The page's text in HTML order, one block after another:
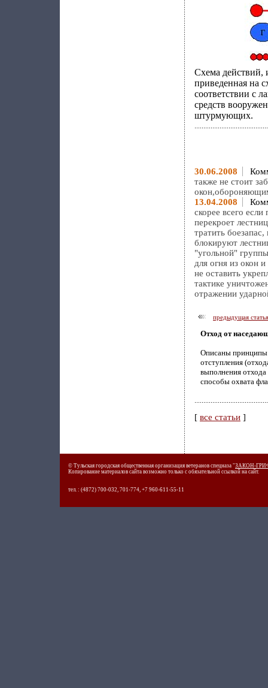
Схема действий,
приведенная на
соответствии с
средств
штурмующих.
30.06.2008
также не стоит
13.04.2008
скорее всего
перекроет
тратить
блокируют
"угольной"
для огня из окон
не оставить
тактике
отражении
предыдущая статья
Отход от
Описаны принципы
отступления
выполнения отхода
способы охвата
[ все статьи ]
© Тульская городская общественная организация ветеранов спецназа "ЗАКОН-
Копирование материалов сайта возможно только с обязательной ссылкой на сайт.
тел. : (4872) 700-032, 701-774, +7 960-611-55-11